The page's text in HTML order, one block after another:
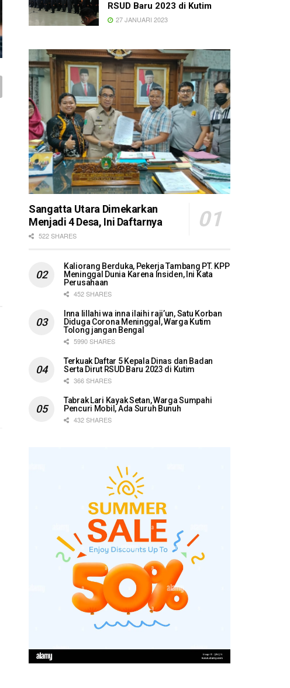
RSUD Baru 2023 di Kutim
27 JANUARI 2023
Sangatta Utara Dimekarkan
Menjadi 4 Desa, Ini Daftarnya
522 SHARES
Kaliorang Berduka, Pekerja Tambang PT. KPP
Meninggal Dunia Karena Insiden, Ini Kata
Perusahaan
452 SHARES
Inna lillahi wa inna ilaihi raji’un, Satu Korban
Diduga Corona Meninggal, Warga Kutim
Tolong jangan Bengal
5990 SHARES
Terkuak Daftar 5 Kepala Dinas dan Badan
Serta Dirut RSUD Baru 2023 di Kutim
366 SHARES
Tabrak Lari Kayak Setan, Warga Sumpahi
Pencuri Mobil, Ada Suruh Bunuh
432 SHARES